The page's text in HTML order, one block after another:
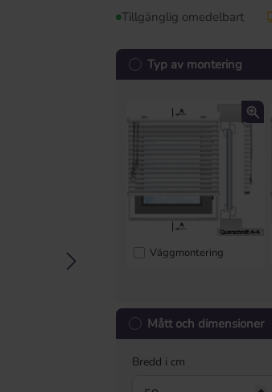
Tillgänglig omedelbart
Typ av montering
Väggmontering
Mått och dimensioner
Bredd i cm